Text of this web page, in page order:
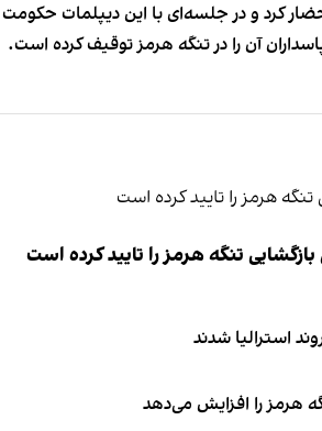
کرد و در جلسه‌ای با این دیپلمات
آن را در تنگه هرمز توقیف کرده است.
تنگه هرمز را تایید کرده است
هرمز را افزایش می‌دهد